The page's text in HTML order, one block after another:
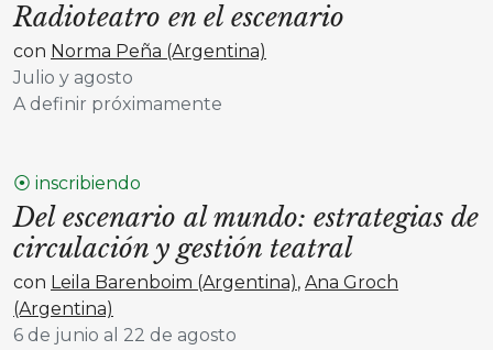
Radioteatro en el escenario
con Norma Peña (Argentina)
Julio y agosto
A definir próximamente
⦿ inscribiendo
Del escenario al mundo: estrategias de
circulación y gestión teatral
con Leila Barenboim (Argentina), Ana Groch
(Argentina)
6 de junio al 22 de agosto